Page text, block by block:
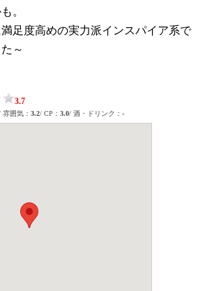
。
足度高めの実力派インスパイア系で
～